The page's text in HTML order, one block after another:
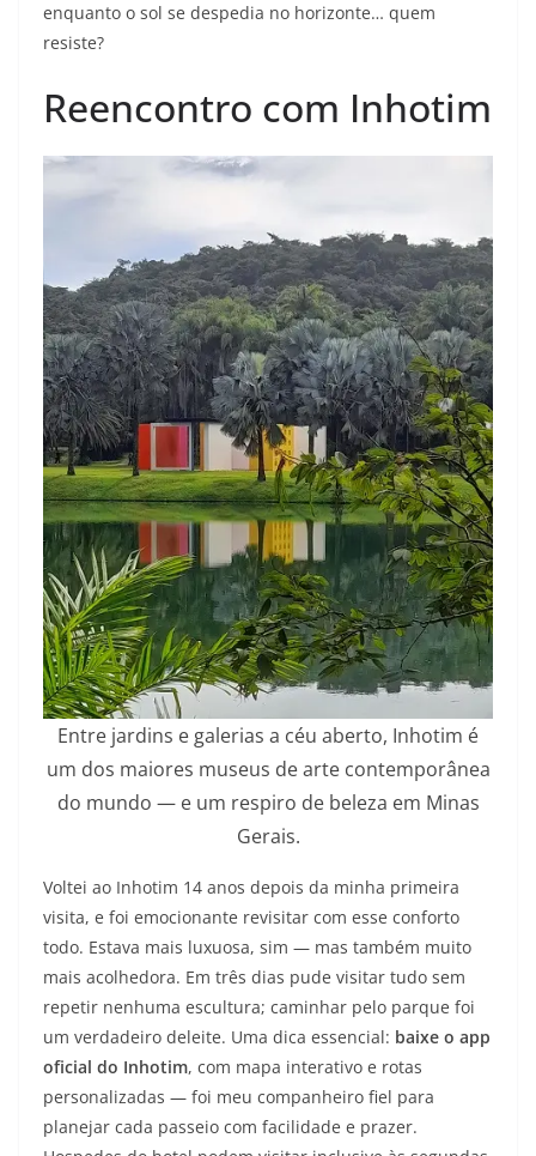
enquanto o sol se despedia no horizonte… quem
resiste?
Reencontro com Inhotim
Entre jardins e galerias a céu aberto, Inhotim é
um dos maiores museus de arte contemporânea
do mundo — e um respiro de beleza em Minas
Gerais.
Voltei ao Inhotim 14 anos depois da minha primeira
visita, e foi emocionante revisitar com esse conforto
todo. Estava mais luxuosa, sim — mas também muito
mais acolhedora. Em três dias pude visitar tudo sem
repetir nenhuma escultura; caminhar pelo parque foi
um verdadeiro deleite. Uma dica essencial: baixe o app
oficial do Inhotim, com mapa interativo e rotas
personalizadas — foi meu companheiro fiel para
planejar cada passeio com facilidade e prazer.